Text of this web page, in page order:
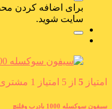
برای اضافه کردن
سایت شوید.
امتیاز 5 از 5 امتیاز 1
سیفون سوکسله 1000 بادرب وفلنچ